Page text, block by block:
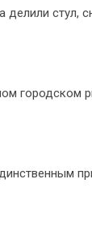
стул,
городском